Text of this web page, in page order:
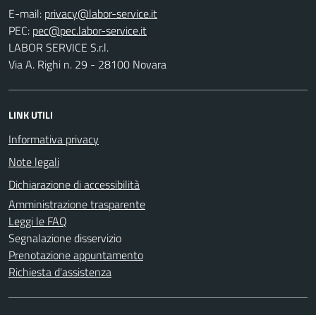
E-mail:
PEC:
LABOR SERVICE S.r.l.
Via A. Righi n. 29 - 28100 Novara
LINK UTILI
Informativa privacy
Note legali
Dichiarazione di accessibilità
Amministrazione trasparente
Leggi le FAQ
Segnalazione disservizio
Prenotazione appuntamento
Richiesta d'assistenza